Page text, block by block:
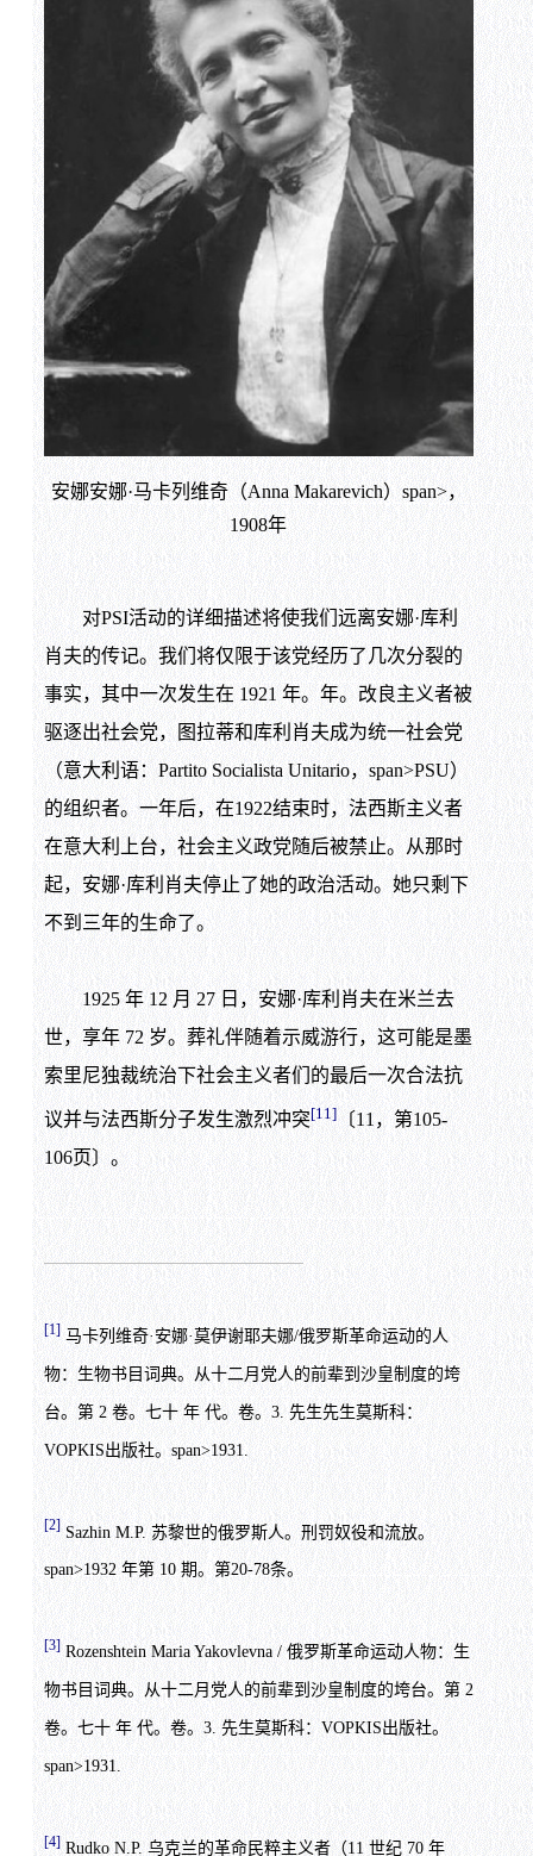
安娜安娜·马卡列维奇（Anna Makarevich）span>，
1908年
对PSI活动的详细描述将使我们远离安娜·库利
肖夫的传记。我们将仅限于该党经历了几次分裂的
事实，其中一次发生在 1921 年。年。改良主义者被
驱逐出社会党，图拉蒂和库利肖夫成为统一社会党
（意大利语：Partito Socialista Unitario，span>PSU）
的组织者。一年后，在1922结束时，法西斯主义者
在意大利上台，社会主义政党随后被禁止。从那时
起，安娜·库利肖夫停止了她的政治活动。她只剩下
不到三年的生命了。
1925 年 12 月 27 日，安娜·库利肖夫在米兰去
世，享年 72 岁。葬礼伴随着示威游行，这可能是墨
索里尼独裁统治下社会主义者们的最后一次合法抗
议并与法西斯分子发生激烈冲突[11]〔11，第105-
106页〕。
[1]马卡列维奇·安娜·莫伊谢耶夫娜/俄罗斯革命运动的人
物：生物书目词典。从十二月党人的前辈到沙皇制度的垮
台。第 2 卷。七十 年 代。卷。3. 先生先生莫斯科：
VOPKIS出版社。span>1931.
[2] Sazhin M.P. 苏黎世的俄罗斯人。刑罚奴役和流放。
span>1932 年第 10 期。第20-78条。
[3] Rozenshtein Maria Yakovlevna / 俄罗斯革命运动人物：生
物书目词典。从十二月党人的前辈到沙皇制度的垮台。第 2
卷。七十 年 代。卷。3. 先生莫斯科：VOPKIS出版社。
span>1931.
[4]Rudko N.P. 乌克兰的革命民粹主义者（11 世纪 70 年